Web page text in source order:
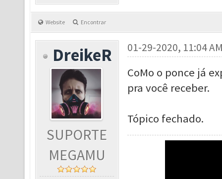
Website Encontrar
DreikeR
SUPORTE
MEGAMU
01-29-2020, 11:04
CoMo o ponce já
pra você receber.
Tópico fechado.